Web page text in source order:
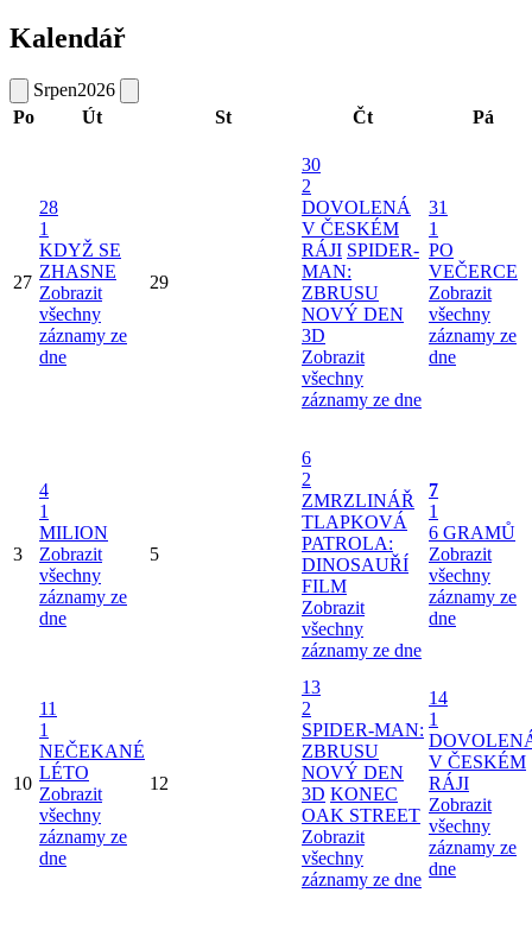
Kalendář
Srpen2026
Po
Út St Čt Pá
27
28
1
KDYŽ SE
ZHASNE
Zobrazit
všechny
záznamy ze
dne
29
30
2
DOVOLENÁ
V ČESKÉM
RÁJI SPIDER-
MAN:
ZBRUSU
NOVÝ DEN
3D
Zobrazit
všechny
záznamy ze dne
31
1
PO
VEČERCE
Zobrazit
všechny
záznamy ze
dne
3
4
1
MILION
Zobrazit
všechny
záznamy ze
dne
5
6
2
ZMRZLINÁŘ
TLAPKOVÁ
PATROLA:
DINOSAUŘÍ
FILM
Zobrazit
všechny
záznamy ze dne
7
1
6 GRAMŮ
Zobrazit
všechny
záznamy ze
dne
10
11
1
NEČEKANÉ
LÉTO
Zobrazit
všechny
záznamy ze
dne
12
13
2
SPIDER-MAN:
ZBRUSU
NOVÝ DEN
3D KONEC
OAK STREET
Zobrazit
všechny
záznamy ze dne
14
1
V ČESKÉM
RÁJI
Zobrazit
všechny
záznamy ze
dne